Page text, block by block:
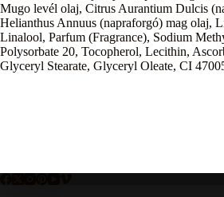
Mugo levél olaj, Citrus Aurantium Dulcis
Helianthus Annuus (napraforgó) mag olaj,
Linalool, Parfum (Fragrance), Sodium
Polysorbate 20, Tocopherol, Lecithin,
Glyceryl Stearate, Glyceryl Oleate, CI